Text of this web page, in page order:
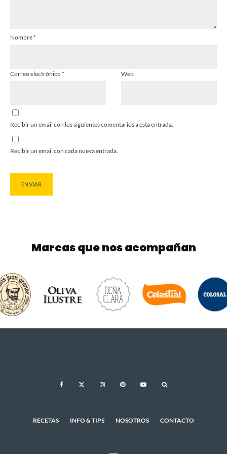
Nombre*
Correo electrónico* Web
Recibir un email con los siguientes comentarios a esta entrada.
Recibir un email con cada nueva entrada.
Marcas que nos acompañan
RECETAS INFO & TIPS NOSOTROS CONTACTO